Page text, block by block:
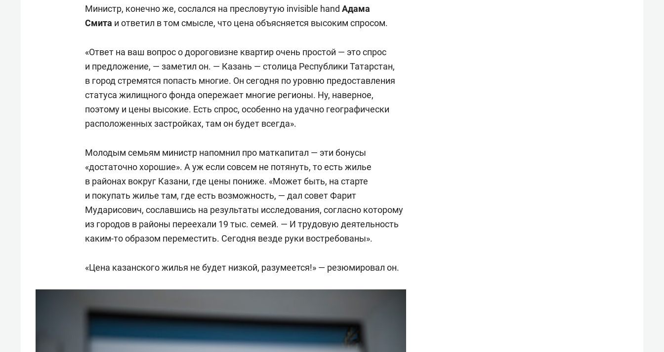
Министр, конечно же, сослался на пресловутую invisible hand Адама
Смита и ответил в том смысле, что цена объясняется высоким спросом.
«Ответ на ваш вопрос о дороговизне квартир очень простой — это спрос
и предложение, — заметил он. — Казань — столица Республики Татарстан,
в город стремятся попасть многие. Он сегодня по уровню предоставления
статуса жилищного фонда опережает многие регионы. Ну, наверное,
поэтому и цены высокие. Есть спрос, особенно на удачно географически
расположенных застройках, там он будет всегда».
Молодым семьям министр напомнил про маткапитал — эти бонусы
«достаточно хорошие». А уж если совсем не потянуть, то есть жилье
в районах вокруг Казани, где цены пониже. «Может быть, на старте
и покупать жилье там, где есть возможность, — дал совет Фарит
Мударисович, сославшись на результаты исследования, согласно которому
из городов в районы переехали 19 тыс. семей. — И трудовую деятельность
каким-то образом переместить. Сегодня везде руки востребованы».
«Цена казанского жилья не будет низкой, разумеется!» — резюмировал он.